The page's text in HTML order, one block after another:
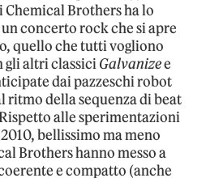
Brothers ha lo
concerto rock che si apre
quello che tutti vogliono
gli altri classiciGalvanizee
dai pazzeschi robot
ritmo della sequenza di beat
alle sperimentazioni
bellissimo ma meno
Brothers hanno messo a
e compatto (anche